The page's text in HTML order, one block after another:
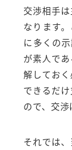
交渉相手
なります
に多くの
が素人で
解してお
できるだ
ので、交渉
それでは